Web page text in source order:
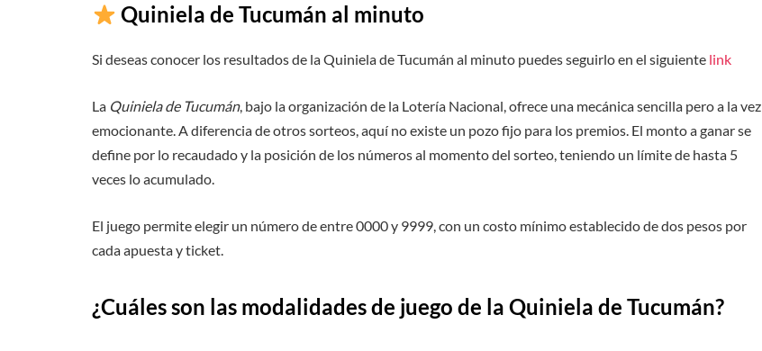
Quiniela de Tucumán al minuto
Si deseas conocer los resultados de la Quiniela de Tucumán al minuto puedes seguirlo en el siguiente link
La Quiniela de Tucumán, bajo la organización de la Lotería Nacional, ofrece una mecánica sencilla pero a la vez
emocionante. A diferencia de otros sorteos, aquí no existe un pozo fijo para los premios. El monto a ganar se
define por lo recaudado y la posición de los números al momento del sorteo, teniendo un límite de hasta 5
veces lo acumulado.
El juego permite elegir un número de entre 0000 y 9999, con un costo mínimo establecido de dos pesos por
cada apuesta y ticket.
¿Cuáles son las modalidades de juego de la Quiniela de Tucumán?